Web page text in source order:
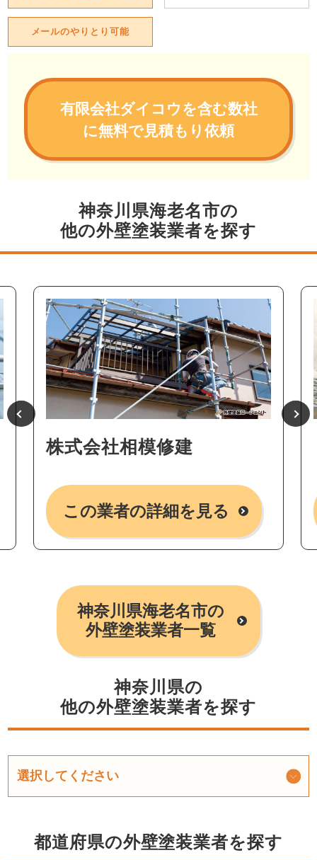
メールのやりとり可能
有限会社ダイコウを含む数社
に無料で見積もり依頼
神奈川県海老名市の
他の外壁塗装業者を探す
株式会社相模修建
この業者の詳細を見る
神奈川県海老名市の
外壁塗装業者一覧
神奈川県の
他の外壁塗装業者を探す
都道府県の外壁塗装業者を探す